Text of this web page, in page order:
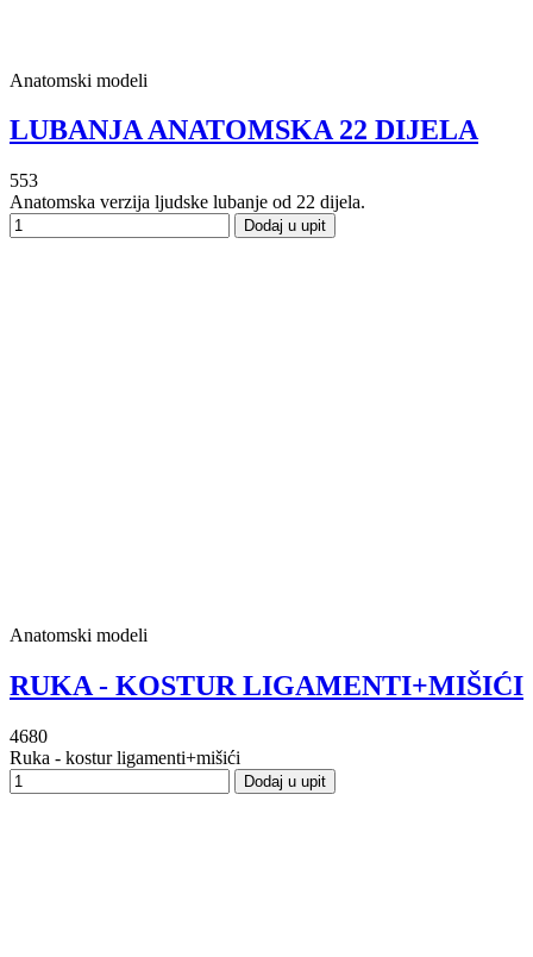
Anatomski modeli
LUBANJA ANATOMSKA 22 DIJELA
553
Anatomska verzija ljudske lubanje od 22 dijela.
Dodaj u upit
Anatomski modeli
RUKA - KOSTUR LIGAMENTI+MIŠIĆI
4680
Ruka - kostur ligamenti+mišići
Dodaj u upit